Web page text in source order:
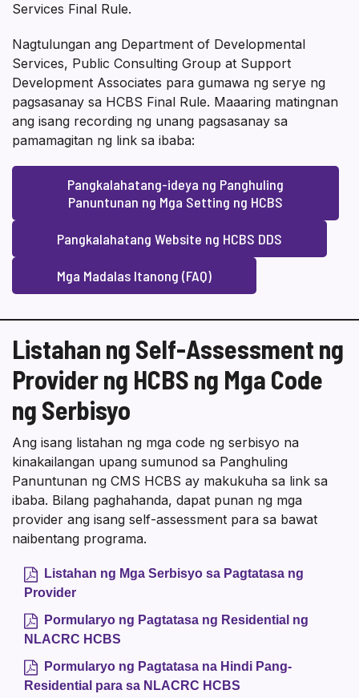
Services Final Rule.
Nagtulungan ang Department of Developmental
Services, Public Consulting Group at Support
Development Associates para gumawa ng serye ng
pagsasanay sa HCBS Final Rule. Maaaring matingnan
ang isang recording ng unang pagsasanay sa
pamamagitan ng link sa ibaba:
Pangkalahatang-ideya ng Panghuling
Panuntunan ng Mga Setting ng HCBS
Pangkalahatang Website ng HCBS DDS
Mga Madalas Itanong (FAQ)
Listahan ng Self-Assessment ng
Provider ng HCBS ng Mga Code
ng Serbisyo
Ang isang listahan ng mga code ng serbisyo na
kinakailangan upang sumunod sa Panghuling
Panuntunan ng CMS HCBS ay makukuha sa link sa
ibaba. Bilang paghahanda, dapat punan ng mga
provider ang isang self-assessment para sa bawat
naibentang programa.
Listahan ng Mga Serbisyo sa Pagtatasa ng
Provider
Pormularyo ng Pagtatasa ng Residential ng
NLACRC HCBS
Pormularyo ng Pagtatasa na Hindi Pang-
Residential para sa NLACRC HCBS